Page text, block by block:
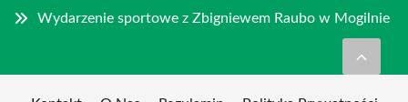
Wydarzenie sportowe z Zbigniewem Raubo w Mogilnie